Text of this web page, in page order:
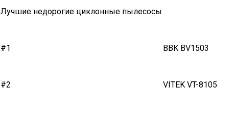
Лучшие недорогие циклонные пылесосы
#1 BBK BV1503
#2 VITEK VT-8105